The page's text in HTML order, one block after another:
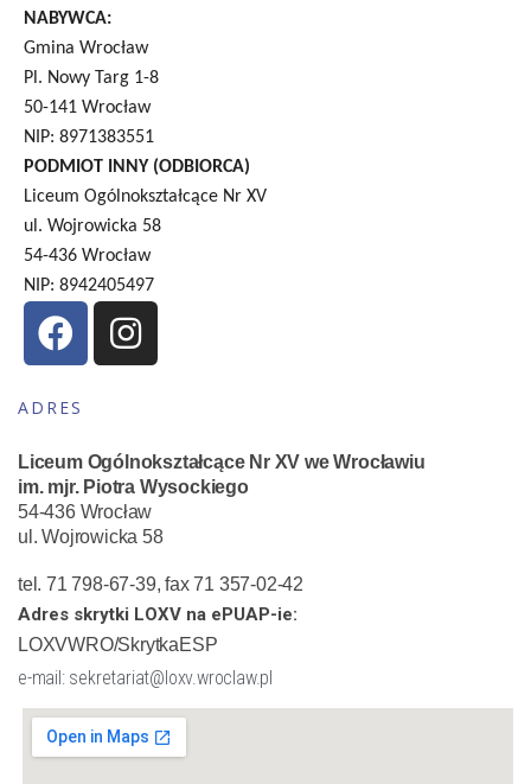
NABYWCA:
Gmina Wrocław
Pl. Nowy Targ 1-8
50-141 Wrocław
NIP: 8971383551
PODMIOT INNY (ODBIORCA)
Liceum Ogólnokształcące Nr XV
ul. Wojrowicka 58
54-436 Wrocław
NIP: 8942405497
ADRES
Liceum Ogólnokształcące Nr XV we Wrocławiu
im. mjr. Piotra Wysockiego
54-436 Wrocław
ul. Wojrowicka 58
tel. 71 798-67-39, fax 71 357-02-42
Adres skrytki LOXV na ePUAP-ie:
LOXVWRO/SkrytkaESP
e-mail: sekretariat@loxv.wroclaw.pl